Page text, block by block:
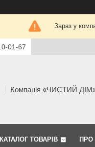
Зараз у
01-67
Компанія «ЧИСТИЙ
КАТАЛОГ ТОВАРІВ ПРО